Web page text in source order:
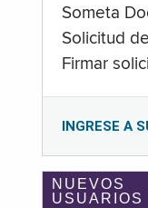
Someta
Solicitud
Firmar
INGRESE A
NUEVOS
USUARIOS